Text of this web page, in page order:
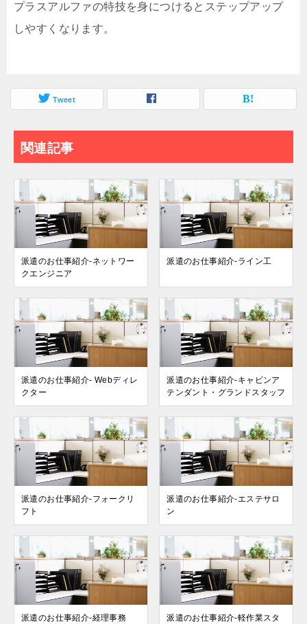
プラスアルファの特技を身につけるとステップアップ
しやすくなります。
Tweet
関連記事
派遣のお仕事紹介-ネットワー
クエンジニア
派遣のお仕事紹介-ライン工
派遣のお仕事紹介- Webディレ
クター
派遣のお仕事紹介-キャビンア
テンダント・グランドスタッフ
派遣のお仕事紹介-フォークリ
フト
派遣のお仕事紹介-エステサロ
ン
派遣のお仕事紹介-経理事務 派遣のお仕事紹介-軽作業スタ